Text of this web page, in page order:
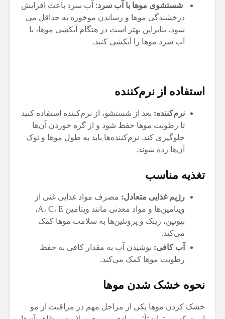
شستشوی موها با آب سرد: آب سرد باعث افزایش
درخشندگی موها و رساندن موخوره به حداقل می
شود، بنابراین بهتر است در هنگام آبکشی موها، با
آب سرد موها را آبکشی کنید.
استفاده از نرم‌کننده
نرم‌کننده: بعد از شستشو، از نرم‌کننده استفاده کنید
تا رطوبت موها حفظ شود و از گره خوردن آن‌ها
جلوگیری کند. نرم‌کننده‌ها باید به طول موها و نوک
آن‌ها زده شوند.
تغذیه مناسب
رژیم غذایی متعادل: مصرف مواد غذایی غنی از
ویتامین‌ها و مواد معدنی مانند ویتامین A، C، E،
بیوتین، زینک و پروتئین‌ها به سلامت موها کمک
می‌کند.
آب کافی: نوشیدن آب به مقدار کافی به حفظ
رطوبت موها کمک می‌کند.
نحوه خشک شدن موها
خشک کردن موها یکی از مراحل مهم در مراقبت از مو